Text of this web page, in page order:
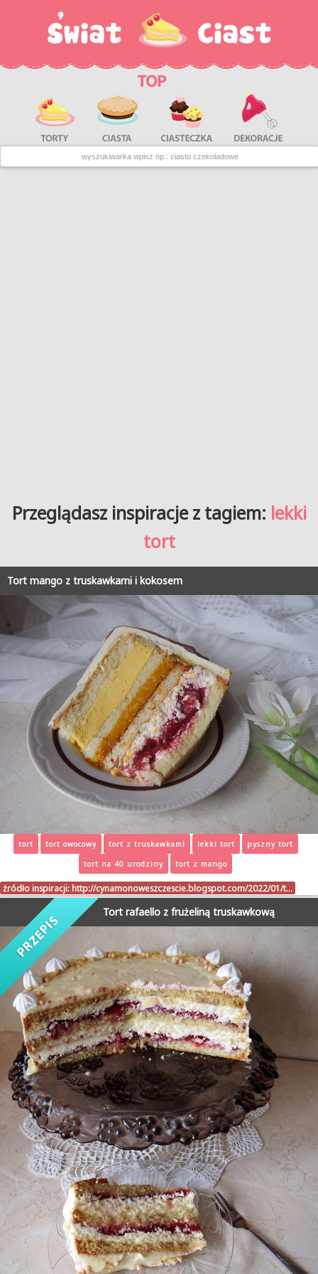
Przeglądasz inspiracje z tagiem: lekki
tort
Tort mango z truskawkami i kokosem
tort tort owocowy tort z truskawkami lekki tort
pyszny tort
tort na 40 urodziny
tort z mango
źródło inspiracji: http://cynamonoweszczescie.blogspot.com/2022/01/t…
Tort rafaello z frużeliną truskawkową